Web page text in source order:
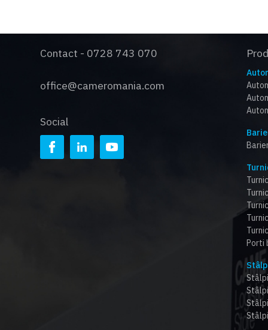
Contact - 0728 743 070
office@cameromania.com
Social
Porti